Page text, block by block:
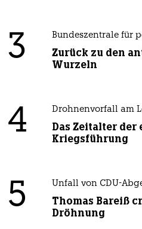
3 Bundeszentrale für
Zurück zu den
Wurzeln
4 Drohnenvorfall am
Das Zeitalter
Kriegsführung
5 Unfall von CDU-
Thomas Bareiß
Dröhnung